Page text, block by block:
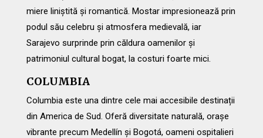
miere liniștită și romantică. Mostar impresionează prin
podul său celebru și atmosfera medievală, iar
Sarajevo surprinde prin căldura oamenilor și
patrimoniul cultural bogat, la costuri foarte mici.
COLUMBIA
Columbia este una dintre cele mai accesibile destinații
din America de Sud. Oferă diversitate naturală, orașe
vibrante precum Medellín și Bogotá, oameni ospitalieri